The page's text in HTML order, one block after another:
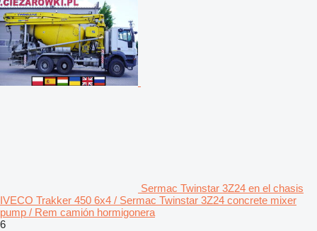
Sermac Twinstar 3Z24 en el chasis
IVECO Trakker 450 6x4 / Sermac Twinstar 3Z24 concrete mixer
pump / Rem camión hormigonera
6